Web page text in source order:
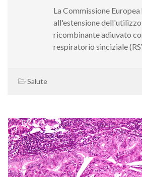
La Commissione
all'estensione
ricombinante adiuvato
respiratorio sinciziale
Salute